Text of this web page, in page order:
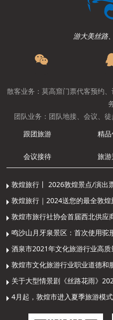
游大美丝路
散客业务：莫高窟门票代客预约
团队业务：团队地接、会议、
跟团旅游
精品
会议接待 旅游
敦煌旅行丨 2026敦煌景点/演出
敦煌旅行｜2024送您的最全敦